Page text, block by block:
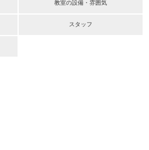
教室の設備・雰囲気
スタッフ